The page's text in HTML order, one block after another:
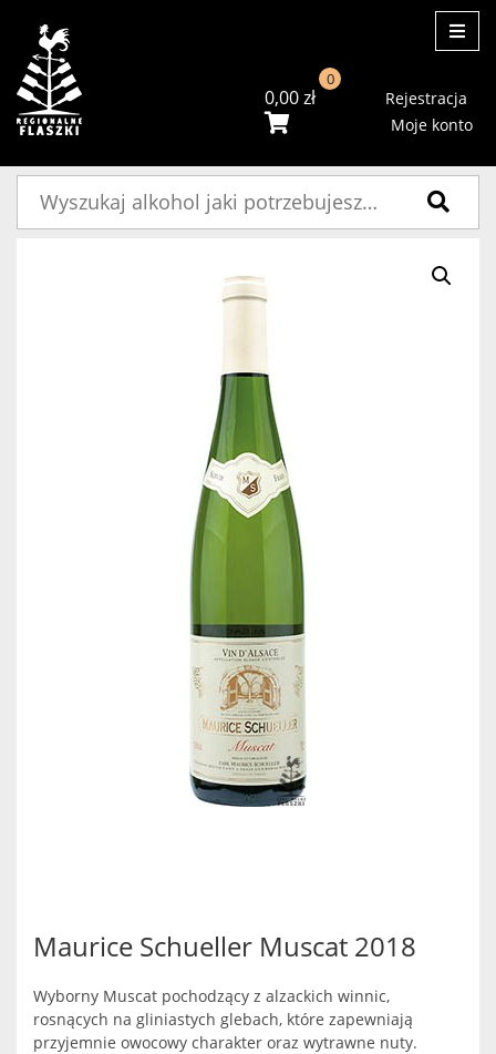
0,00zł
0
Rejestracja
Moje konto
Maurice Schueller Muscat 2018
Wyborny Muscat pochodzący z alzackich winnic,
rosnących na gliniastych glebach, które zapewniają
przyjemnie owocowy charakter oraz wytrawne nuty.